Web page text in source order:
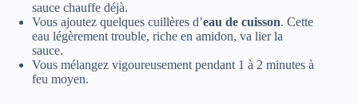
sauce chauffe déjà.
Vous ajoutez quelques cuillères d’eau de cuisson. Cette
eau légèrement trouble, riche en amidon, va lier la
sauce.
Vous mélangez vigoureusement pendant 1 à 2 minutes à
feu moyen.